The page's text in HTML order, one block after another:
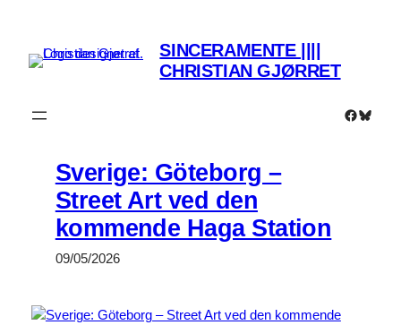
indhold
SINCERAMENTE ||||
CHRISTIAN GJØRRET
Sverige: Göteborg –
Street Art ved den
kommende Haga Station
09/05/2026